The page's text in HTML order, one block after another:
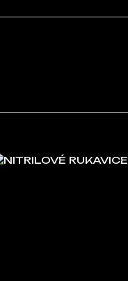
NITRILOVÉ RUKAVICE